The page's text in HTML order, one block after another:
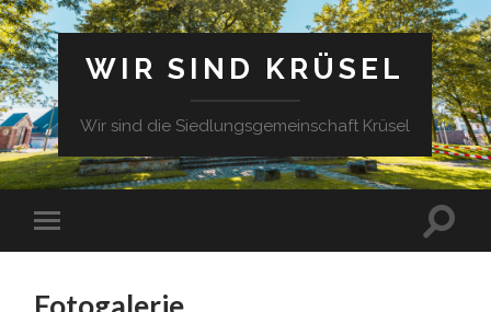
WIR SIND KRÜSEL
Wir sind die Siedlungsgemeinschaft Krüsel
Fotogalerie